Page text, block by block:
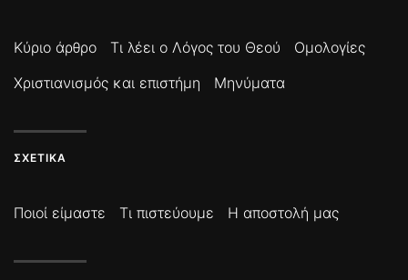
Κύριο άρθρο Τι λέει ο Λόγος του Θεού
Ομολογίες
Χριστιανισμός και επιστήμη
Μηνύματα
ΣΧΕΤΙΚΆ
Ποιοί είμαστε Τι πιστεύουμε Η αποστολή μας